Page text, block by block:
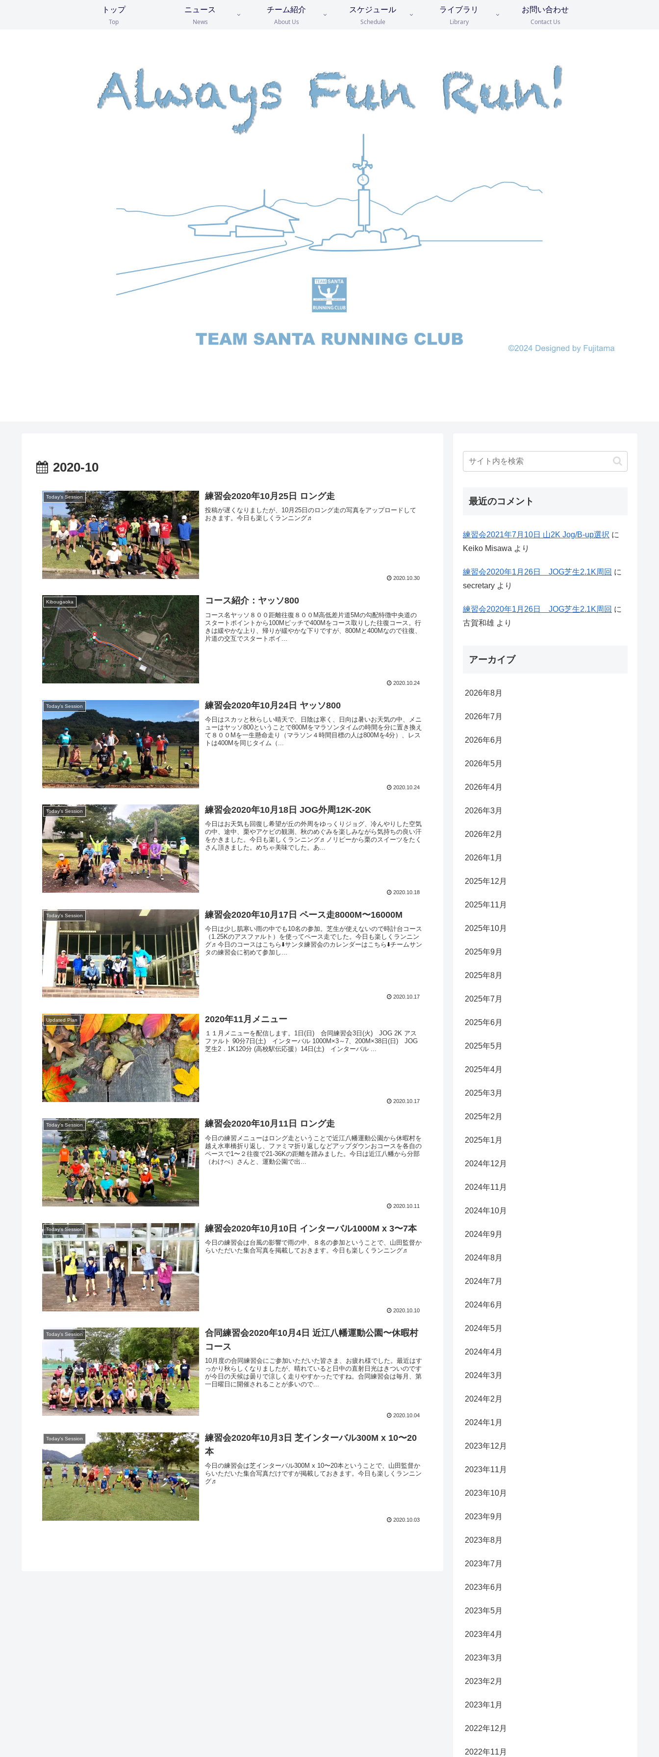
トップ
Top
ニュース
News
チーム紹介
About Us
スケジュール
Schedule
ライブラリ
Library
お問い合わせ
Contact Us
2020-10
Today's Session 練習会2020年10月25日 ロング走
投稿が遅くなりましたが、10月25日のロング走の写真をアップロードして
おきます。今日も楽しくランニング♬
2020.10.30
Kibougaoka コース紹介：ヤッソ800
コース名ヤッソ８００距離往復８００M高低差片道5Mの勾配特徴中央道の
スタートポイントから100Mピッチで400Mをコース取りした往復コース。行
きは緩やかな上り、帰りが緩やかな下りですが、800Mと400Mなので往復、
片道の交互でスタートポイ...
2020.10.24
Today's Session 練習会2020年10月24日 ヤッソ800
今日はスカッと秋らしい晴天で、日陰は寒く、日向は暑いお天気の中、メニ
ューはヤッソ800ということで800Mをマラソンタイムの時間を分に置き換え
て８００Mを一生懸命走り（マラソン４時間目標の人は800Mを4分）、レス
トは400Mを同じタイム（...
2020.10.24
Today's Session 練習会2020年10月18日 JOG外周12K-20K
今日はお天気も回復し希望が丘の外周をゆっくりジョグ、冷んやりした空気
の中、途中、栗やアケビの観測、秋のめぐみを楽しみながら気持ちの良い汗
をかきました。今日も楽しくランニング♬ノリピーから栗のスイーツをたく
さん頂きました。めちゃ美味でした。あ...
2020.10.18
Today's Session 練習会2020年10月17日 ペース走8000M〜16000M
今日は少し肌寒い雨の中でも10名の参加。芝生が使えないので時計台コース
（1.25Kのアスファルト）を使ってペース走でした。今日も楽しくランニン
グ♬今日のコースはこちら⬇️サンタ練習会のカレンダーはこちら⬇️チームサン
タの練習会に初めて参加し...
2020.10.17
Updated Plan 2020年11月メニュー
１１月メニューを配信します。1日(日) 合同練習会3日(火) JOG 2K アス
ファルト 90分7日(土) インターバル 1000M×3～7、200M×38日(日) JOG
芝生2．1K120分 (高校駅伝応援）14日(土) インターバル ...
2020.10.17
Today's Session 練習会2020年10月11日 ロング走
今日の練習メニューはロング走ということで近江八幡運動公園から休暇村を
越え水車橋折り返し、ファミマ折り返しなどアップダウンおコースを各自の
ペースで1〜２往復で21-36Kの距離を踏みました。今日は近江八幡から分部
（わけべ）さんと、運動公園で出...
2020.10.11
Today's Session 練習会2020年10月10日 インターバル1000M x 3〜7本
今日の練習会は台風の影響で雨の中、８名の参加ということで、山田監督か
らいただいた集合写真を掲載しておきます。今日も楽しくランニング♬
2020.10.10
Today's Session
合同練習会2020年10月4日 近江八幡運動公園〜休暇村
コース
10月度の合同練習会にご参加いただいた皆さま、お疲れ様でした。最近はす
っかり秋らしくなりましたが、晴れていると日中の直射日光はきついのです
が今日の天候は曇りで涼しく走りやすかったですね。合同練習会は毎月、第
一日曜日に開催されることが多いので...
2020.10.04
Today's Session
練習会2020年10月3日 芝インターバル300M x 10〜20
本
今日の練習会は芝インターバル300M x 10〜20本ということで、山田監督か
らいただいた集合写真だけですが掲載しておきます。今日も楽しくランニン
グ♬
2020.10.03
最近のコメント
練習会2021年7月10日 山2K Jog/B-up選択 に
Keiko Misawa より
練習会2020年1月26日 JOG芝生2.1K周回 に
secretary より
練習会2020年1月26日 JOG芝生2.1K周回 に
古賀和雄 より
アーカイブ
2026年8月
2026年7月
2026年6月
2026年5月
2026年4月
2026年3月
2026年2月
2026年1月
2025年12月
2025年11月
2025年10月
2025年9月
2025年8月
2025年7月
2025年6月
2025年5月
2025年4月
2025年3月
2025年2月
2025年1月
2024年12月
2024年11月
2024年10月
2024年9月
2024年8月
2024年7月
2024年6月
2024年5月
2024年4月
2024年3月
2024年2月
2024年1月
2023年12月
2023年11月
2023年10月
2023年9月
2023年8月
2023年7月
2023年6月
2023年5月
2023年4月
2023年3月
2023年2月
2023年1月
2022年12月
2022年11月